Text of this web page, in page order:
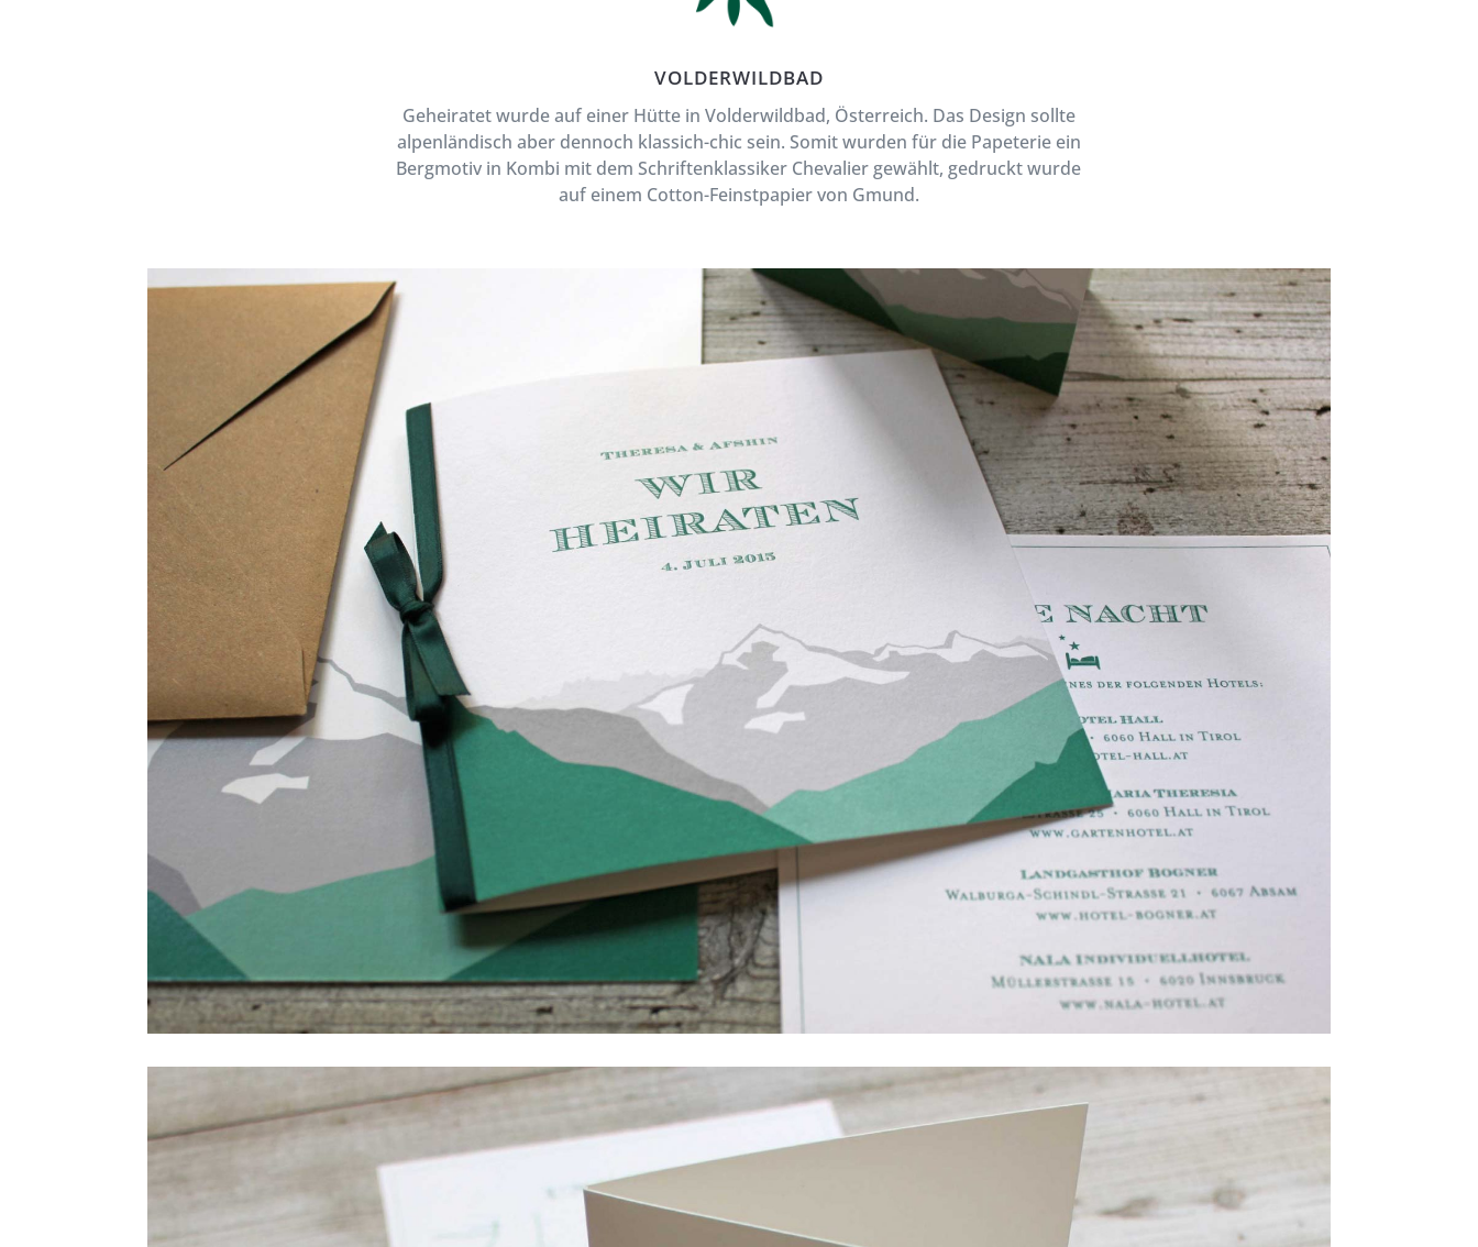
VOLDERWILDBAD
Geheiratet wurde auf einer Hütte in Volderwildbad, Österreich. Das Design sollte
alpenländisch aber dennoch klassich-chic sein. Somit wurden für die Papeterie ein
Bergmotiv in Kombi mit dem Schriftenklassiker Chevalier gewählt, gedruckt wurde
auf einem Cotton-Feinstpapier von Gmund.